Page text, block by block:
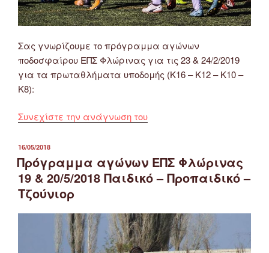
Σας γνωρίζουμε το πρόγραμμα αγώνων
ποδοσφαίρου ΕΠΣ Φλώρινας για τις 23 & 24/2/2019
για τα πρωταθλήματα υποδομής (Κ16 – Κ12 – Κ10 –
Κ8):
Συνεχίστε την ανάγνωση του“Πρόγραμμα
ΕΠΣ
Φλώρινας
24/2/2019
(Κ16
–
ΔΗΜΟΣΙΕΎΤΗΚΕ
ΣΤΙΣ
16/05/2018
Πρόγραμμα αγώνων ΕΠΣ Φλώρινας
19 & 20/5/2018 Παιδικό – Προπαιδικό –
Τζούνιορ